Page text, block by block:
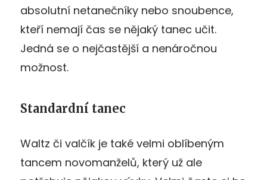
absolutní netanečníky nebo snoubence,
kteří nemají čas se nějaký tanec učit.
Jedná se o nejčastější a nenáročnou
možnost.
Standardní tanec
Waltz či valčík je také velmi oblíbeným
tancem novomanželů, který už ale